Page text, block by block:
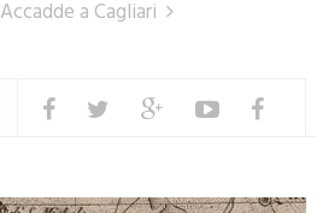
Accadde a Cagliari